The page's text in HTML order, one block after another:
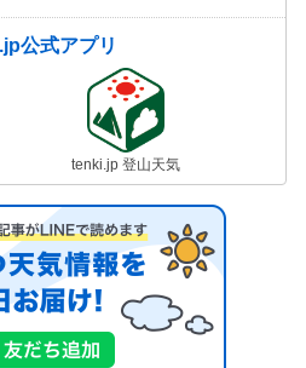
公式アプリ
tenki.jp 登山天気